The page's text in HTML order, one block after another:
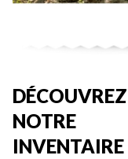
DÉCOUVREZ
NOTRE
INVENTAIRE